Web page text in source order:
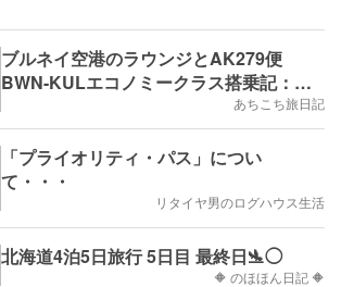
ブルネイ空港のラウンジとAK279便
BWN-KULエコノミークラス搭乗記：
あちこち旅日記
「プライオリティ・パス」につい
て・・・
リタイヤ男のログハウス生活
北海道4泊5日旅行 5日目 最終日🛬◯
🔶 のほほん日記 🔶